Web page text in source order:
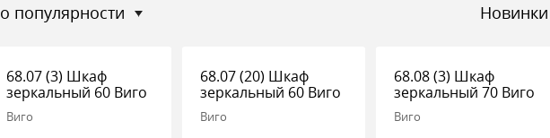
Новинки
по популярности
68.07 (3) Шкаф
зеркальный 60 Виго
Виго
68.07 (20) Шкаф
зеркальный 60 Виго
Виго
68.08 (3) Шкаф
зеркальный 70 Виго
Виго